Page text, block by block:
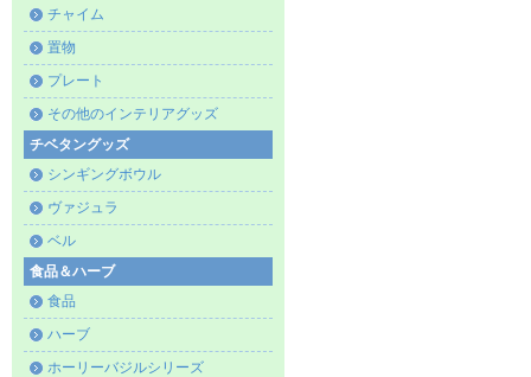
チャイム
置物
プレート
その他のインテリアグッズ
チベタングッズ
シンギングボウル
ヴァジュラ
ベル
食品＆ハーブ
食品
ハーブ
ホーリーバジルシリーズ